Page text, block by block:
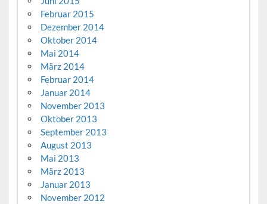
Februar 2015
Dezember 2014
Oktober 2014
Mai 2014
März 2014
Februar 2014
Januar 2014
November 2013
Oktober 2013
September 2013
August 2013
Mai 2013
März 2013
Januar 2013
November 2012